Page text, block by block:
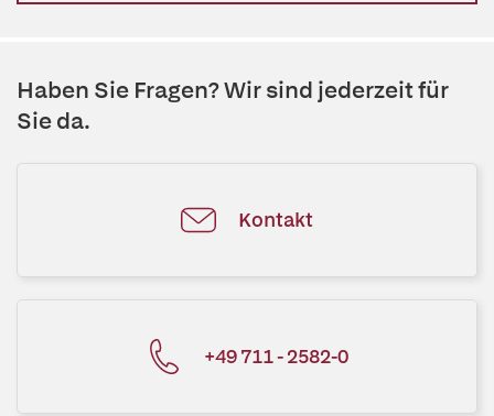
Haben Sie Fragen? Wir sind jederzeit für
Sie da.
Kontakt
+49 711 - 2582-0